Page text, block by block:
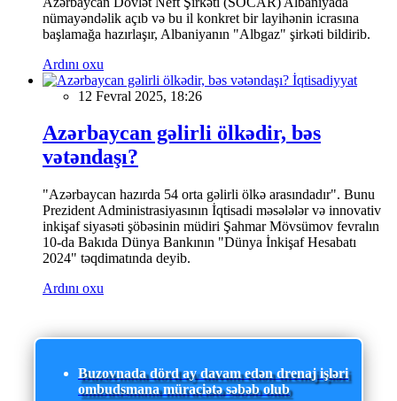
nümayəndəlik açıb və bu il konkret bir layihənin icrasına
başlamağa hazırlaşır, Albaniyanın "Albgaz" şirkəti bildirib.
Ardını oxu
İqtisadiyyat
12 Fevral 2025, 18:26
Azərbaycan gəlirli ölkədir, bəs
vətəndaşı?
"Azərbaycan hazırda 54 orta gəlirli ölkə arasındadır". Bunu
Prezident Administrasiyasının İqtisadi məsələlər və innovativ
inkişaf siyasəti şöbəsinin müdiri Şahmar Mövsümov fevralın
10-da Bakıda Dünya Bankının "Dünya İnkişaf Hesabatı
2024" təqdimatında deyib.
Ardını oxu
Buzovnada dörd ay davam edən drenaj işləri
ombudsmana müraciətə səbəb olub